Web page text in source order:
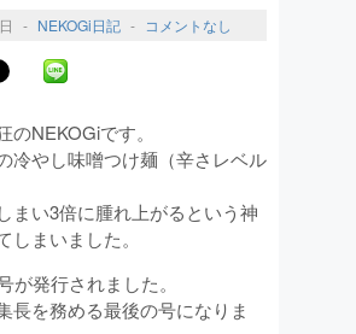
- NEKOGi日記 - コメントなし
のNEKOGiです。
冷やし味噌つけ麺（辛さレベル
まい3倍に腫れ上がるという神
しまいました。
が発行されました。
長を務める最後の号になりま